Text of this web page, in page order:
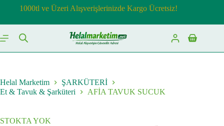
1000tl ve Üzeri Alışverişlerinizde Kargo Ücretsiz!
Shopping
cart
Helal Marketim
ŞARKÜTERİ
Et & Tavuk & Şarküteri
AFİA TAVUK SUCUK
STOKTA YOK